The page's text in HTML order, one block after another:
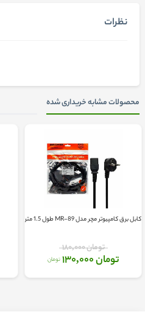
نظرات
محصولات مشابه خریداری شده
کابل برق کامپیوتر مچر مدل MR-89 طول 1.5 متر
تومان 180,000
تومان 130,000 تومان